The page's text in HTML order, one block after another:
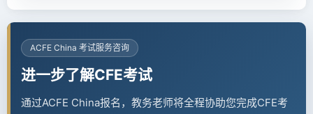
ACFE China 考试服务咨询
进一步了解CFE考试
通过ACFE China报名，教务老师将全程协助您完成CFE考